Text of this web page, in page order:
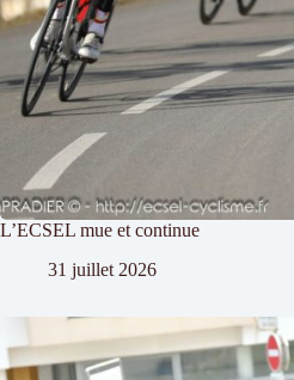
L’ECSEL mue et continue
31 juillet 2026